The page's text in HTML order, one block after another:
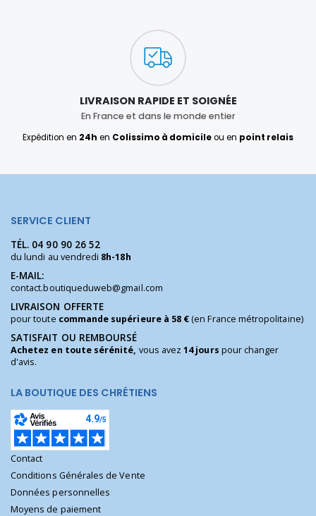
LIVRAISON RAPIDE ET SOIGNÉE
En France et dans le monde entier
Expédition en 24h en Colissimo à domicileou en point relais
SERVICE CLIENT
TÉL. 04 90 90 26 52
du lundi au vendredi 8h-18h
E-MAIL:
contact.boutiqueduweb@gmail.com
LIVRAISON OFFERTE
pour toute commande supérieure à 58 €(en France métropolitaine)
SATISFAIT OU REMBOURSÉ
Achetez en toute sérénité, vous avez14 jours pour changer
d'avis.
LA BOUTIQUE DES CHRÉTIENS
Contact
Conditions Générales de Vente
Données personnelles
Moyens de paiement